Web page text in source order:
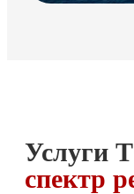
Услуги
спектр